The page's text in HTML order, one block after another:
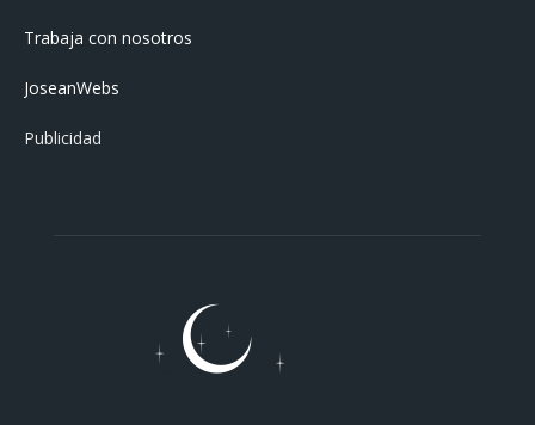
Trabaja con nosotros
JoseanWebs
Publicidad